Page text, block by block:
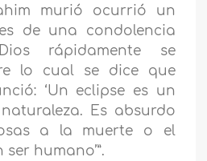
murió ocurrió un
de una condolencia
rápidamente se
lo cual se dice que
‘Un eclipse es un
Es absurdo
a la muerte o el
humano’”.